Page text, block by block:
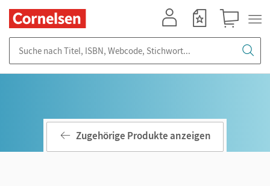
Zugehörige Produkte anzeigen